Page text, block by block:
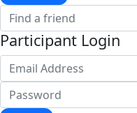
Participant Login